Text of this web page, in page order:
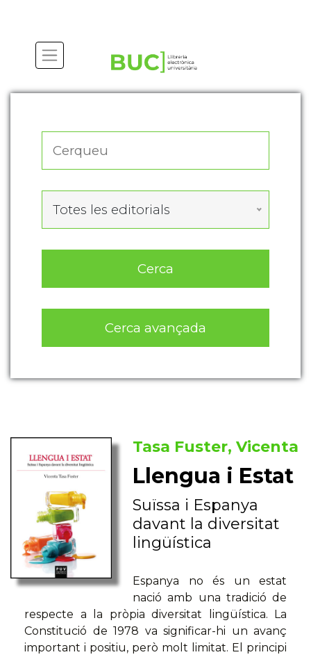
Totes les editorials
Cerca
Cerca avançada
Tasa Fuster, Vicenta
Llengua i Estat
Suïssa i Espanya
davant la diversitat
lingüística
Espanya no és un estat
nació amb una tradició de
respecte a la pròpia diversitat lingüística. La
Constitució de 1978 va significar-hi un avanç
important i positiu, però molt limitat. El principi